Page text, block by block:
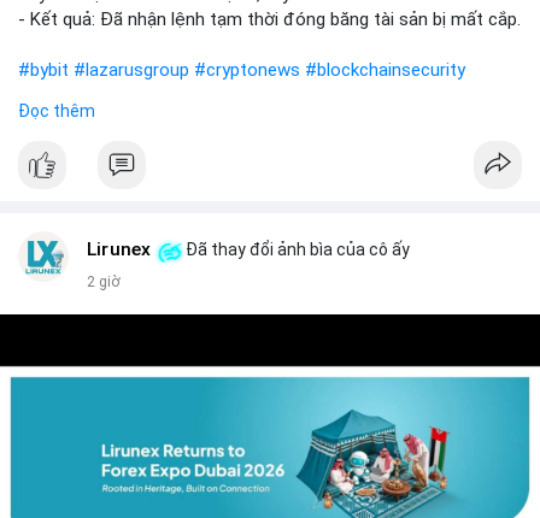
- Kết quả: Đã nhận lệnh tạm thời đóng băng tài sản bị mất cắp.
#bybit #lazarusgroup #cryptonews #blockchainsecurity
$btc $eth
#vlikevn #titanbot
Đọc thêm
Lirunex Đã thay đổi ảnh bìa của cô ấy
2 giờ